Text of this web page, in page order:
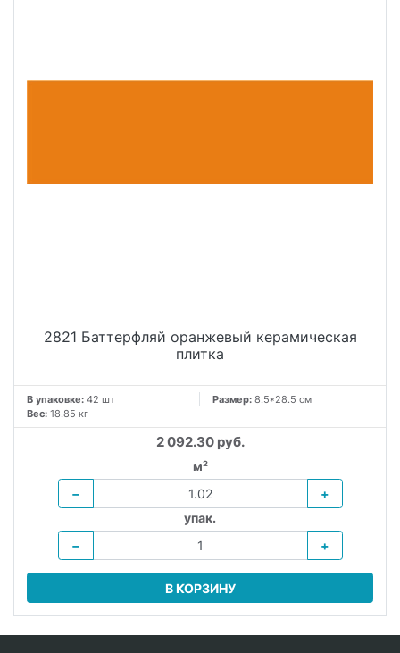
2821 Баттерфляй оранжевый керамическая
плитка
В упаковке: 42 шт Размер: 8.5*28.5 см
Вес: 18.85 кг
2 092.30 руб.
м²
−
+
упак.
−
+
В КОРЗИНУ